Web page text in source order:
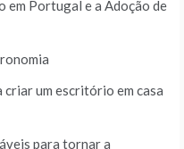
em Portugal e a Adoção de
um escritório em casa
para tornar a